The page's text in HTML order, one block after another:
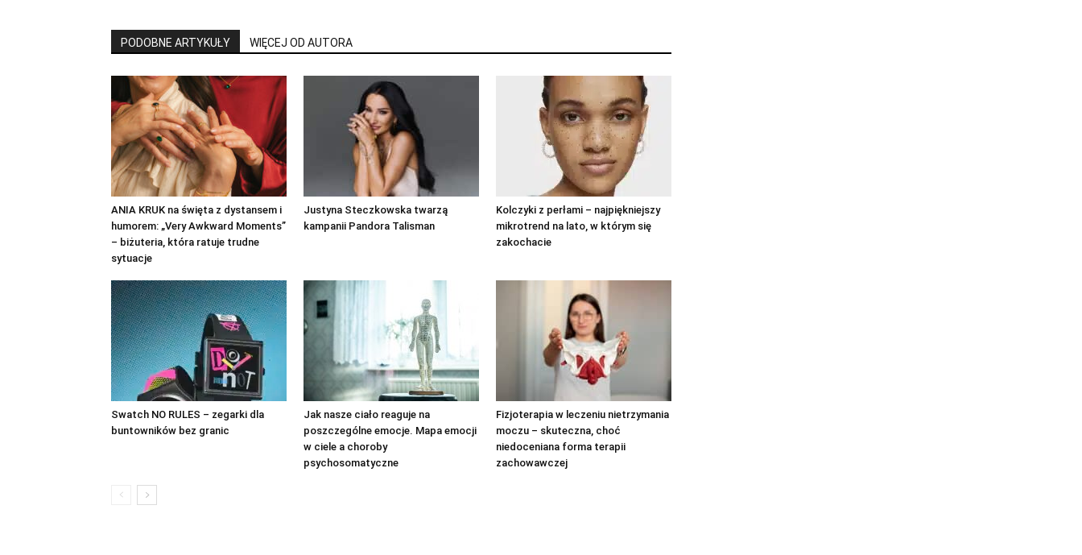
PODOBNE ARTYKUŁY WIĘCEJ OD AUTORA
ANIA KRUK na święta z dystansem i
humorem: „Very Awkward Moments”
– biżuteria, która ratuje trudne
sytuacje
Justyna Steczkowska twarzą
kampanii Pandora Talisman
Kolczyki z perłami – najpiękniejszy
mikrotrend na lato, w którym się
zakochacie
Swatch NO RULES – zegarki dla
buntowników bez granic
Jak nasze ciało reaguje na
poszczególne emocje. Mapa emocji
w ciele a choroby
psychosomatyczne
Fizjoterapia w leczeniu nietrzymania
moczu – skuteczna, choć
niedoceniana forma terapii
zachowawczej